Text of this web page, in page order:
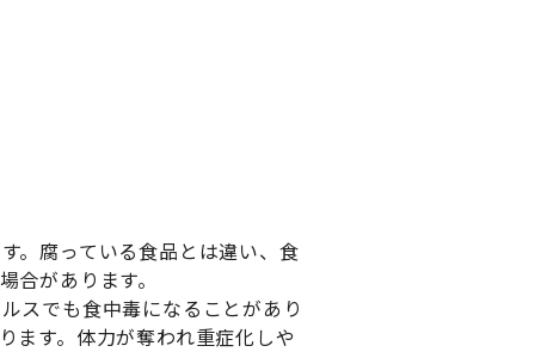
。腐っている食品とは違い、食
があります。
スでも食中毒になることがあり
ます。体力が奪われ重症化しや